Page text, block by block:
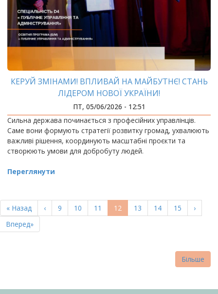
КЕРУЙ ЗМІНАМИ! ВПЛИВАЙ НА МАЙБУТНЄ! СТАНЬ
ЛІДЕРОМ НОВОЇ УКРАЇНИ!
ПТ, 05/06/2026 - 12:51
Сильна держава починається з професійних управлінців.
Саме вони формують стратегії розвитку громад, ухвалюють
важливі рішення, координують масштабні проєкти та
створюють умови для добробуту людей.
Переглянути
НА
СТОРІНКИ
Перша
сторінка
« Назад
Попередня
сторінка
‹ Page
9 Page
10 Page
11
Поточна
сторінка
12 Page
13 Page
14 Page
15
›
Остання
сторінка
Вперед»
Більше